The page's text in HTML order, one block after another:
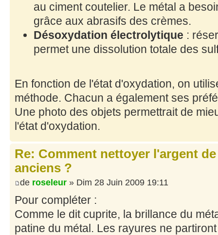
au ciment coutelier. Le métal a
grâce aux abrasifs des crèmes.
Désoxydation électrolytique :
permet une dissolution totale des
En fonction de l'état d'oxydation, on
méthode. Chacun a également ses
Une photo des objets permettrait de
l'état d'oxydation.
Re: Comment nettoyer l'argent
anciens ?
de roseleur » Dim 28 Juin 2009 19:11
Pour compléter :
Comme le dit cuprite, la brillance du
patine du métal. Les rayures ne